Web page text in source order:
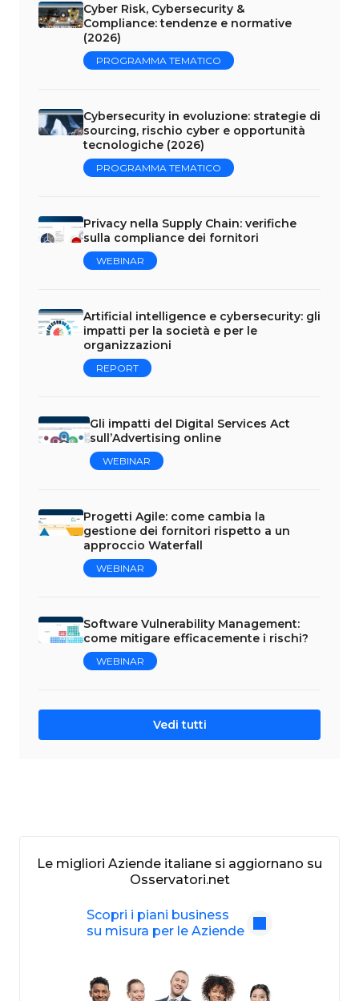
Cyber Risk, Cybersecurity &
Compliance: tendenze e normative
(2026)
PROGRAMMA TEMATICO
Cybersecurity in evoluzione: strategie di
sourcing, rischio cyber e opportunità
tecnologiche (2026)
PROGRAMMA TEMATICO
Privacy nella Supply Chain: verifiche
sulla compliance dei fornitori
WEBINAR
Artificial intelligence e cybersecurity: gli
impatti per la società e per le
organizzazioni
REPORT
Gli impatti del Digital Services Act
sull’Advertising online
WEBINAR
Progetti Agile: come cambia la
gestione dei fornitori rispetto a un
approccio Waterfall
WEBINAR
Software Vulnerability Management:
come mitigare efficacemente i rischi?
WEBINAR
Vedi tutti
Le migliori Aziende italiane si aggiornano su
Osservatori.net
Scopri i piani business
su misura per le Aziende